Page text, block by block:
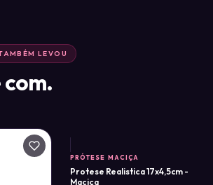
LEVOU
PRÓTESE MACIÇA
Protese Realistica 17x4,5cm -
Maciça